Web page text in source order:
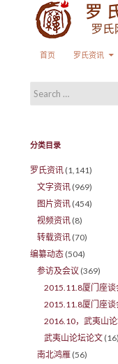
首页
罗氏资讯
Search for:
分类目录
罗氏资讯 (1,141)
文字资讯 (969)
图片资讯 (454)
视频资讯 (8)
转载资讯 (70)
编纂动态 (504)
参访及会议 (369)
2015.11.8厦门座谈
2015.11.8厦门座
2016.10，武夷山
武夷山论坛论文 (16)
南北鸿雁 (56)